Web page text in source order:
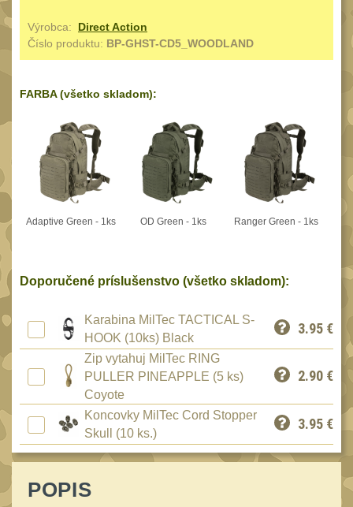
Kontakty
objednávky
BRAŠNY A TAŠKY
Brašny
Univerzalní tašky62
tašky
40
Ledvinky59
Duffle bagy
Hydratační vaky 10
Odhazováky 39
Speciální pouzdra II 33
Speciální pouzdra III 12
Pouzdra na láhev
Pouzdra na toaletní
potřeby
Pouzdra na
lékárničku
Výrobca: Direct Action
Číslo produktu: BP-GHST-CD5_WOODLAND
FARBA (všetko skladom):
Adaptive Green - 1ks OD Green - 1ks Ranger Green - 1ks
Doporučené príslušenstvo (všetko skladom):
Karabina MilTec TACTICAL S-
HOOK (10ks) Black
3.95 €
Zip vytahuj MilTec RING
PULLER PINEAPPLE (5 ks)
Coyote
2.90 €
Koncovky MilTec Cord Stopper
Skull (10 ks.)
3.95 €
POPIS